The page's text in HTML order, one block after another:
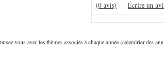
(0 avis) |Écrire un
vous avec les thèmes associés à chaque année (calendrier des